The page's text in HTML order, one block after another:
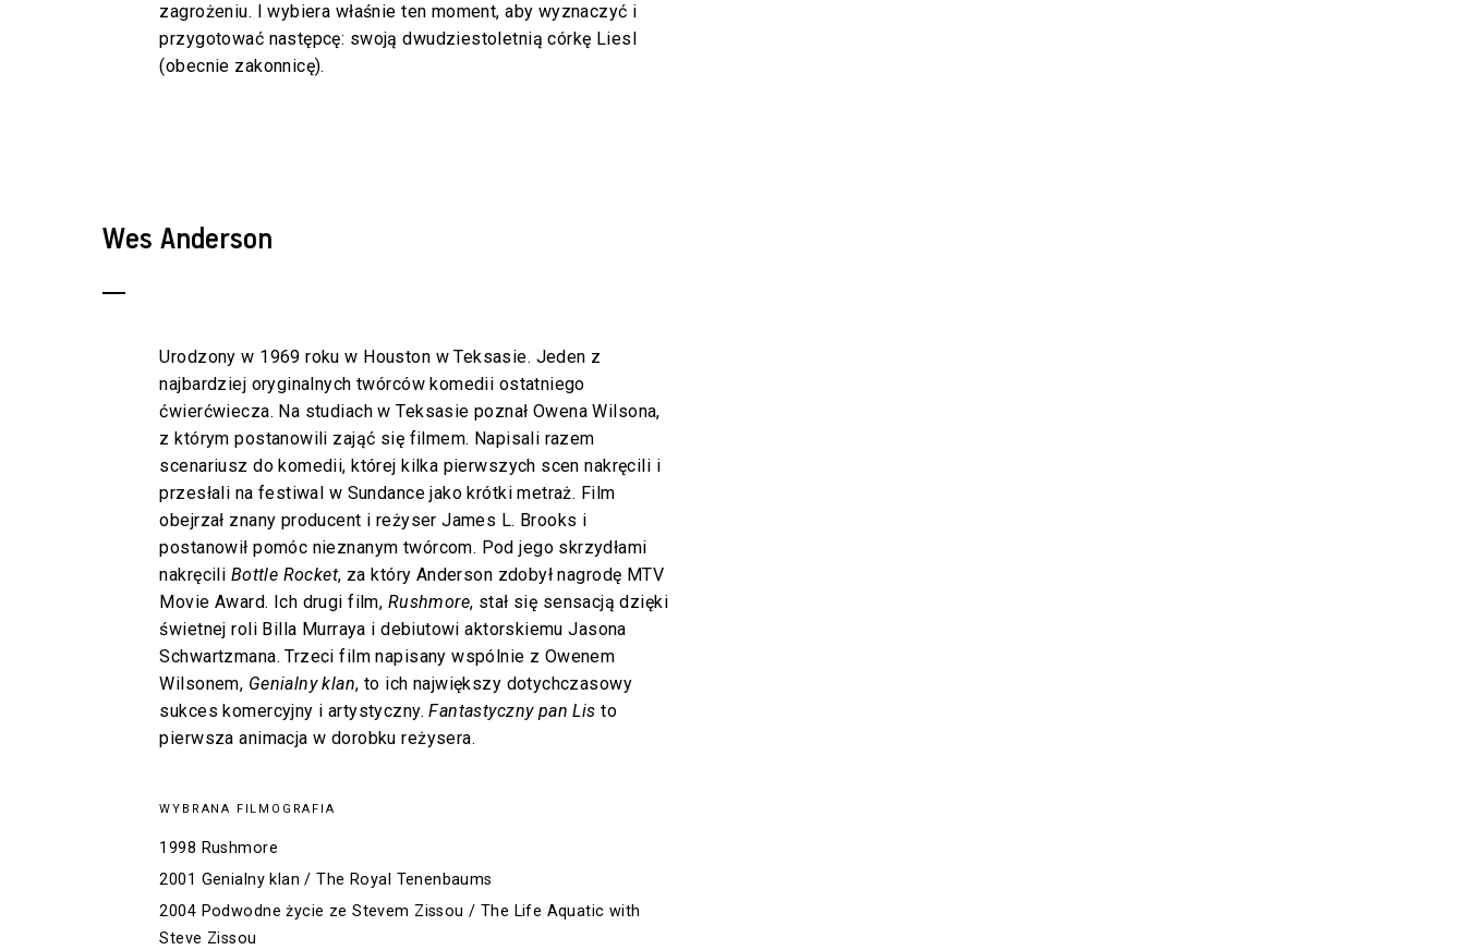
zagrożeniu. I wybiera właśnie ten moment, aby wyznaczyć i
przygotować następcę: swoją dwudziestoletnią córkę Liesl
(obecnie zakonnicę).
Wes Anderson
Urodzony w 1969 roku w Houston w Teksasie. Jeden z
najbardziej oryginalnych twórców komedii ostatniego
ćwierćwiecza. Na studiach w Teksasie poznał Owena Wilsona,
z którym postanowili zająć się filmem. Napisali razem
scenariusz do komedii, której kilka pierwszych scen nakręcili i
przesłali na festiwal w Sundance jako krótki metraż. Film
obejrzał znany producent i reżyser James L. Brooks i
postanowił pomóc nieznanym twórcom. Pod jego skrzydłami
nakręcili Bottle Rocket, za który Anderson zdobył nagrodę MTV
Movie Award. Ich drugi film, Rushmore, stał się sensacją dzięki
świetnej roli Billa Murraya i debiutowi aktorskiemu Jasona
Schwartzmana. Trzeci film napisany wspólnie z Owenem
Wilsonem, Genialny klan, to ich największy dotychczasowy
sukces komercyjny i artystyczny.Fantastyczny pan Lis to
pierwsza animacja w dorobku reżysera.
WYBRANA FILMOGRAFIA
1998 Rushmore
2001 Genialny klan / The Royal Tenenbaums
2004 Podwodne życie ze Stevem Zissou / The Life Aquatic with
Steve Zissou